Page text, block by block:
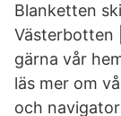
Blanketten
Västerbotten
gärna vår
läs mer om
och